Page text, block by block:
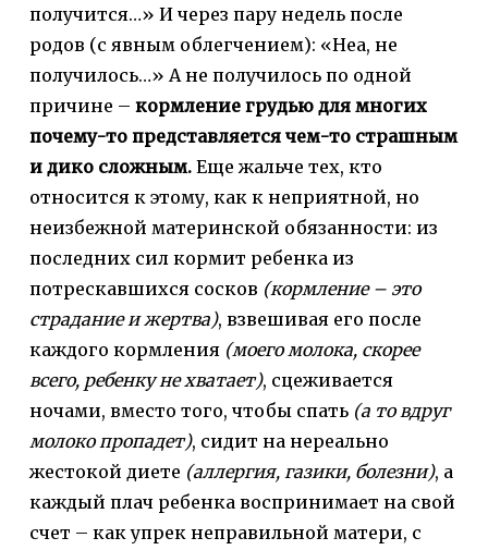
получится…» И через пару недель после
родов (с явным облегчением): «Неа, не
получилось…» А не получилось по одной
причине – кормление грудью для многих
почему-то представляется чем-то страшным
и дико сложным.Еще жальче тех, кто
относится к этому, как к неприятной, но
неизбежной материнской обязанности: из
последних сил кормит ребенка из
потрескавшихся сосков (кормление – это
страдание и жертва), взвешивая его после
каждого кормления (моего молока, скорее
всего, ребенку не хватает), сцеживается
ночами, вместо того, чтобы спать (а то вдруг
молоко пропадет), сидит на нереально
жестокой диете (аллергия, газики, болезни), а
каждый плач ребенка воспринимает на свой
счет – как упрек неправильной матери, с